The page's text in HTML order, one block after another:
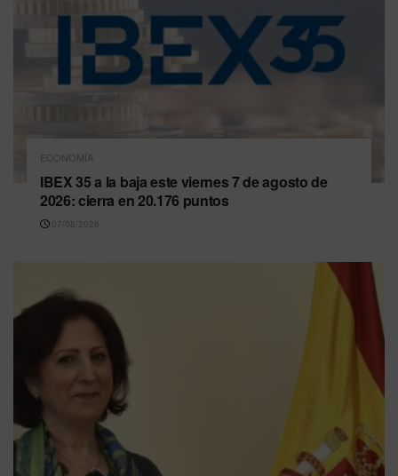
ECONOMÍA
IBEX 35 a la baja este viernes 7 de agosto de
2026: cierra en 20.176 puntos
07/08/2026